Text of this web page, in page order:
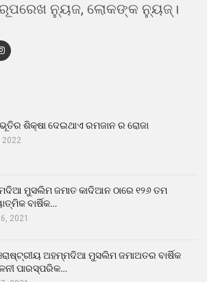
ରୂପରେଖ ନ୍ୟୁଜ, ଲୋକଙ୍କ ନ୍ୟୁଜ୍।
ଶିକ୍ଷା ଦେଇଥାଏ ରମଜାନ ର ରୋଜା
2022
ମୁସଲିମ ଜମାତ କାଦିଆନ ଠାରେ ୧୨୬ ତମ
ବାର୍ଷିକ…
2021
ଅହମ୍ମଦିଆ ମୁସଲିମ ଜମାଅତର ବାର୍ଷିକ
ପାରସ୍ପରିକ…